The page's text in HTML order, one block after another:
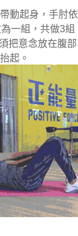
動起身，手肘
一組，共做3組
把意念放在腹
起。